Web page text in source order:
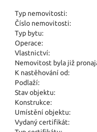
Typ nemovitosti:
Číslo nemovitosti:
Typ bytu:
Operace:
Vlastnictví:
Nemovitost byla již
K nastěhování od:
Podlaží:
Stav objektu:
Konstrukce:
Umístění objektu:
Vydaný certifikát: